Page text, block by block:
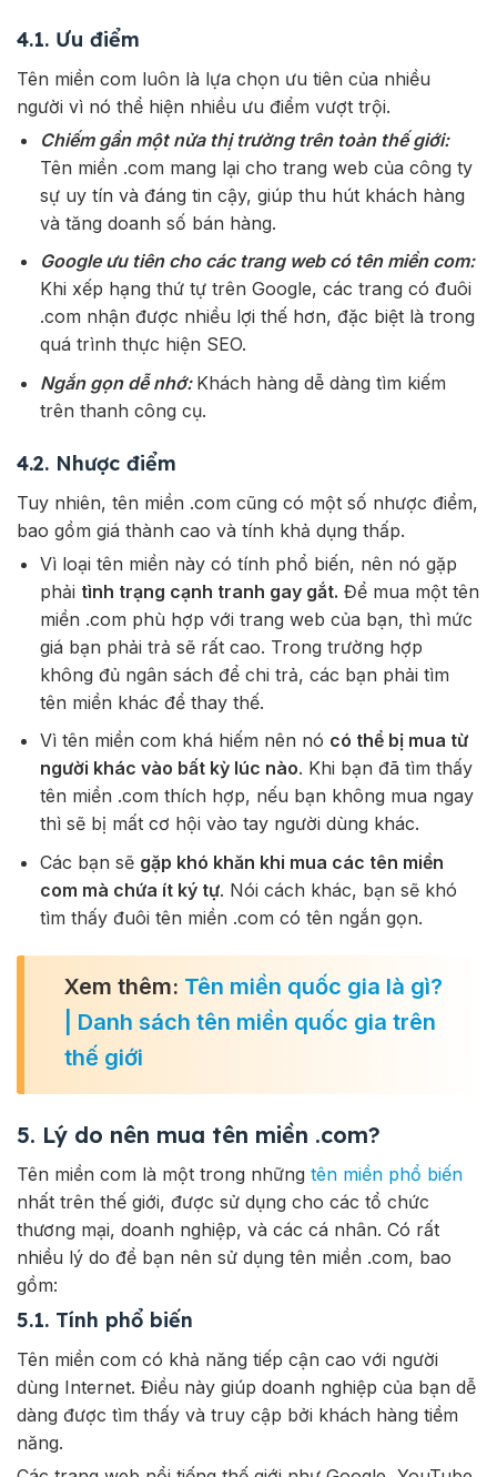
4.1. Ưu điểm
Tên miền com luôn là lựa chọn ưu tiên của nhiều
người vì nó thể hiện nhiều ưu điểm vượt trội.
Chiếm gần một nửa thị trường trên toàn thế giới:
Tên miền .com mang lại cho trang web của công ty
sự uy tín và đáng tin cậy, giúp thu hút khách hàng
và tăng doanh số bán hàng.
Google ưu tiên cho các trang web có tên miền com:
Khi xếp hạng thứ tự trên Google, các trang có đuôi
.com nhận được nhiều lợi thế hơn, đặc biệt là trong
quá trình thực hiện SEO.
Ngắn gọn dễ nhớ: Khách hàng dễ dàng tìm kiếm
trên thanh công cụ.
4.2. Nhược điểm
Tuy nhiên, tên miền .com cũng có một số nhược điểm,
bao gồm giá thành cao và tính khả dụng thấp.
Vì loại tên miền này có tính phổ biến, nên nó gặp
phải tình trạng cạnh tranh gay gắt. Để mua một tên
miền .com phù hợp với trang web của bạn, thì mức
giá bạn phải trả sẽ rất cao. Trong trường hợp
không đủ ngân sách để chi trả, các bạn phải tìm
tên miền khác để thay thế.
Vì tên miền com khá hiếm nên nó có thể bị mua từ
người khác vào bất kỳ lúc nào. Khi bạn đã tìm thấy
tên miền .com thích hợp, nếu bạn không mua ngay
thì sẽ bị mất cơ hội vào tay người dùng khác.
Các bạn sẽ gặp khó khăn khi mua các tên miền
com mà chứa ít ký tự. Nói cách khác, bạn sẽ khó
tìm thấy đuôi tên miền .com có tên ngắn gọn.
Xem thêm: Tên miền quốc gia là gì?
| Danh sách tên miền quốc gia trên
thế giới
5. Lý do nên mua tên miền .com?
Tên miền com là một trong những tên miền phổ biến
nhất trên thế giới, được sử dụng cho các tổ chức
thương mại, doanh nghiệp, và các cá nhân. Có rất
nhiều lý do để bạn nên sử dụng tên miền .com, bao
gồm:
5.1. Tính phổ biến
Tên miền com có khả năng tiếp cận cao với người
dùng Internet. Điều này giúp doanh nghiệp của bạn dễ
dàng được tìm thấy và truy cập bởi khách hàng tiềm
năng.